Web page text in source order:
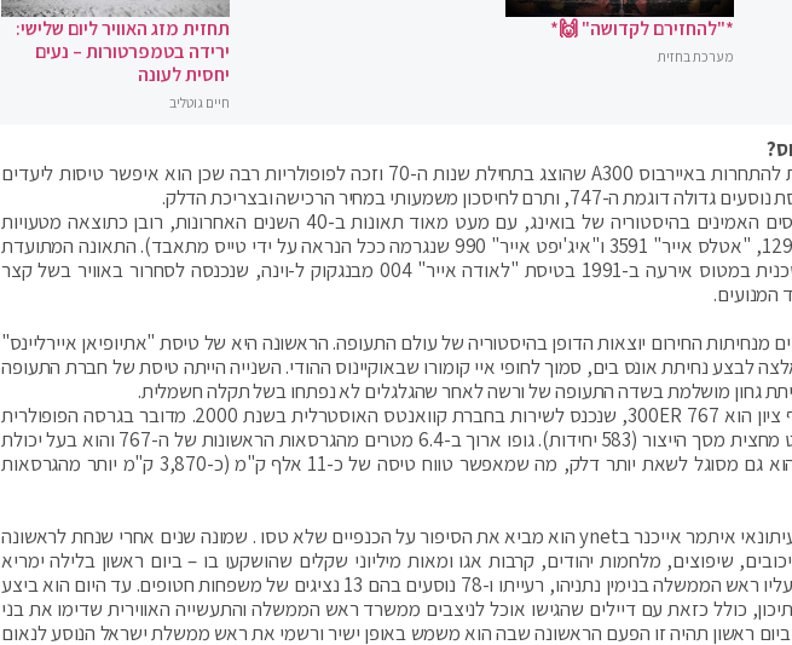
*"להחזירם לקדושה" 🙌*
מערכת בחזית
תחזית מזג האוויר ליום שלישי:
ירידה בטמפרטורות – נעים
יחסית לעונה
חיים גוטליב
הבואינג 767 פותח על מנת להתחרות באיירבוס A300 שהוצג בתחילת שנות ה-70 וזכה לפופולריות רבה שכן הוא איפשר טיסות ליעדים
לחיסכון משמעותי במחיר הרכישה ובצריכת הדלק.
ה-767 נחשב לאחד המטוסים האמינים בהיסטוריה של בואינג, עם מעט מאוד תאונות ב-40 השנים האחרונות, רובן כתוצאה מטעויות
אנוש (טיסת "אייר צ'יינה" 129, "אטלס אייר" 3591 ו"איג'יפט אייר" 990 שנגרמה ככל הנראה על ידי טייס מתאבד). התאונה המתועדת
היחידה שקשורה לתקלה טכנית במטוס אירעה ב-1991 בטיסת "לאודה אייר" 004 מבנגקוק ל-וינה, שנכנסה לסחרור באוויר בשל קצר
המנועים.
על שתיים מנחיתות החירום יוצאות הדופן בהיסטוריה של עולם התעופה. הראשונה היא של טיסת "אתיופיאן איירליינס"
שנחטפה ב-1996 ונאלצה לבצע נחיתת אונס בים, סמוך לחופי איי קומורו שבאוקיינוס ההודי. השנייה הייתה טיסת של חברת התעופה
גחון מושלמת בשדה התעופה של ורשה לאחר שהגלגלים לא נפתחו בשל תקלה חשמלית.
המטוס ששימש בסיס לכנף ציון הוא 767 300ER, שנכנס לשירות בחברת קוואנטס האוסטרלית בשנת 2000. מדובר בגרסה הפופולרית
של ה-767, המהווה לכמעט מחצית מסך הייצור (583 יחידות). גופו ארוך ב-6.4 מטרים מהגרסאות הראשונות של ה-767 והוא בעל יכולת
נשיאה גבוהה ב-10.5 טון. הוא גם מסוגל לשאת יותר דלק, מה שמאפשר טווח טיסה של כ-11 אלף ק"מ (כ-3,870 ק"מ יותר מהגרסאות
בכתבה מיוחדת שפרסם העיתונאי איתמר אייכנר בynet הוא מביא את הסיפור על הכנפיים שלא טסו . שמונה שנים אחרי שנחת לראשונה
שיפוצים, מלחמות יהודים, קרבות אגו ומאות מיליוני שקלים שהושקעו בו – ביום ראשון בלילה ימריא
מטוס "כנף ציון" לארה"ב ועליו ראש הממשלה בנימין נתניהו, רעייתו ו-78 נוסעים בהם 13 נציגים של משפחות חטופים. עד היום הוא ביצע
כולל כזאת עם דיילים שהגישו אוכל לניצבים ממשרד ראש הממשלה והתעשייה האווירית שדימו את בני
ביום ראשון תהיה זו הפעם הראשונה שבה הוא משמש באופן ישיר ורשמי את ראש ממשלת ישראל הנוסע לנאום